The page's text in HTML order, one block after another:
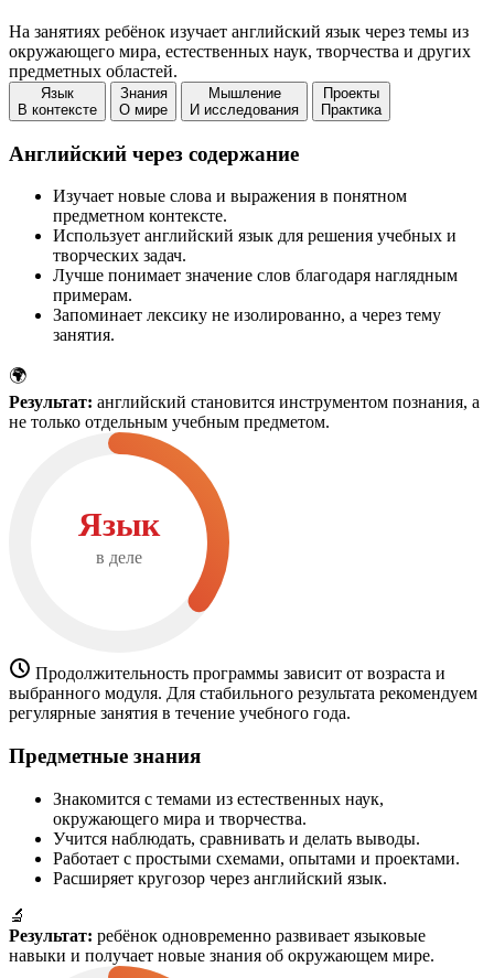
На занятиях ребёнок изучает английский язык через темы из
окружающего мира, естественных наук, творчества и других
предметных областей.
Язык
В контексте
Знания
О мире
Мышление
И исследования
Проекты
Практика
Английский через содержание
Изучает новые слова и выражения в понятном
предметном контексте.
Использует английский язык для решения учебных и
творческих задач.
Лучше понимает значение слов благодаря наглядным
примерам.
Запоминает лексику не изолированно, а через тему
занятия.
🌍
Результат: английский становится инструментом познания, а
не только отдельным учебным предметом.
Язык
в деле
Продолжительность программы зависит от возраста и
выбранного модуля. Для стабильного результата рекомендуем
регулярные занятия в течение учебного года.
Предметные знания
Знакомится с темами из естественных наук,
окружающего мира и творчества.
Учится наблюдать, сравнивать и делать выводы.
Работает с простыми схемами, опытами и проектами.
Расширяет кругозор через английский язык.
🔬
Результат: ребёнок одновременно развивает языковые
навыки и получает новые знания об окружающем мире.